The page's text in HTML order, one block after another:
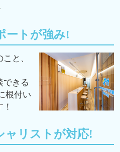
ートが強み!
と、
できる
根付い
ャリストが対応!